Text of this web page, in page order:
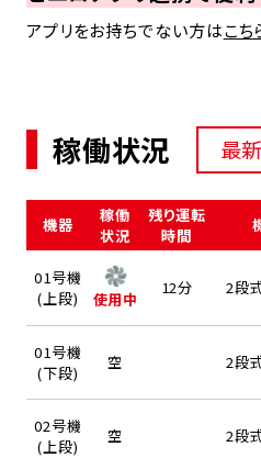
アプリをお持ちでない方はこち
稼働状況 最
機器
稼働
状況
残り運転
時間
01号機
(上段)
使用中
12分 2段
01号機
(下段)
空 2段
02号機
(上段)
空 2段